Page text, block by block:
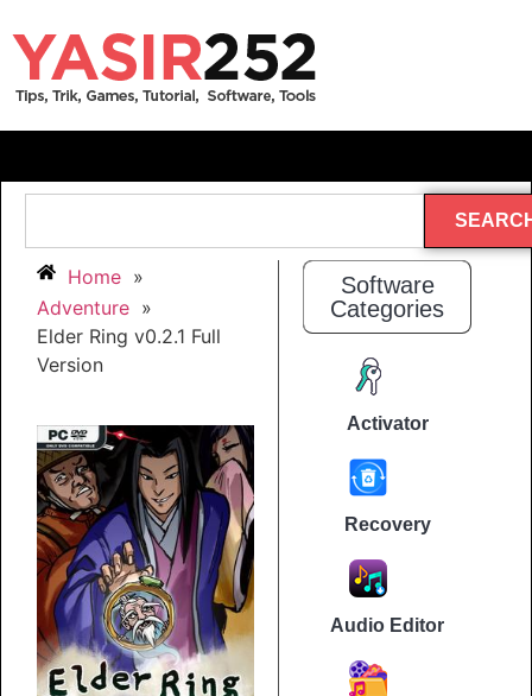
Home »
Adventure »
Elder Ring v0.2.1 Full
Version
Software
Categories
Activator
Recovery
Audio Editor